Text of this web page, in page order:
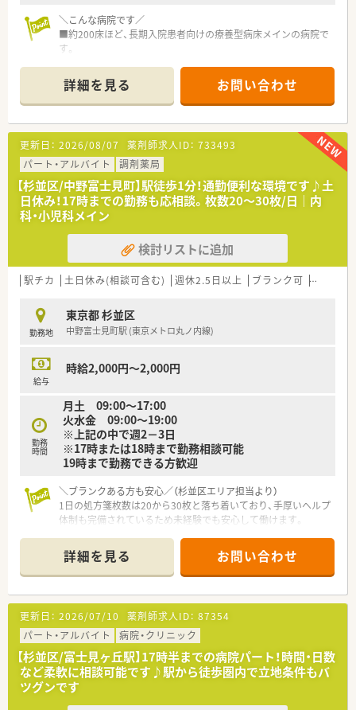
■年間休日も120日あり、しっかりと休むことも大切と考えプラ
イベートも充実する事が可能です。
■人材育成の体制や気持ち良く働くための環境整備など、今後も
＼こんな病院です／
■約200床ほど、長期入院患者向けの療養型病床メインの病院で
す。
判の病院です。
■院内はホテルのような格調高くおしゃれな空間です。
＼こんな働き方です／
■17時まで！日曜祝日勤務なし！残業もほとんどありません。ご
家庭優先されたい方必見です！
■療養型病院で入院患者の調剤業務がメイン。病棟や混注業務
はなく負担は少ないです。
■チームワークをもって患者様に向かい合える病院です。
■病院経験のある方歓迎いたします
＼こんな方におすすめです／
■病院が好きで夜勤なしの環境で働きたい方
■残業が少なく、プライベートも大切にしたい方、子育て中の
方・家庭との両立をお考えの方
詳細を見る お問い合わせ
更新日： 2026/08/07 薬剤師求人ID： 733493
パート・アルバイト
調剤薬局
【杉並区/中野富士見町】駅徒歩1分！通勤便利な環境です♪土
日休み！17時までの勤務も応相談。枚数20～30枚/日｜内
科・小児科メイン
検討リストに追加
駅チカ 土日休み(相談可含む) 週休2.5日以上 ブランク可 残業な
勤務地
東京都 杉並区
中野富士見町駅 (東京メトロ丸ノ内線)
給与
時給2,000円～2,000円
勤務
時間
月土 09:00～17:00
火水金 09:00～19:00
※上記の中で週2－3日
※17時または18時まで勤務相談可能
19時まで勤務できる方歓迎
＼ブランクある方も安心／（杉並区エリア担当より）
1日の処方箋枚数は20から30枚と落ち着いており、手厚いヘルプ
体制も完備されているため未経験でも安心して働けます。
【店舗情報と応需状況について】
■中野富士見町駅から徒歩1分という非常に通勤しやすい好立地
にあり、近隣にはスーパー等もある便利な環境です。
■応需科目は内科や小児科を中心に広域からの処方箋を面で受
け付けており、1日の処方箋枚数は20から30枚程度です。
■現在は常勤薬剤師1名、パート薬剤師3名、事務スタッフ1名が
在籍し、アットホームで協力し合える体制が整っています。
【募集背景と求める人物像について】
■地域に根ざした医療提供をさらに強化するため、施設在宅業務
や日々の調剤業務をサポートしていただける方を募集します。
■患者様一人ひとりに寄り添い、丁寧な服薬指導やコミュニケー
詳細を見る お問い合わせ
更新日： 2026/07/10 薬剤師求人ID： 87354
パート・アルバイト
病院・クリニック
【杉並区/富士見ヶ丘駅】17時半までの病院パート！時間・日数
など柔軟に相談可能です♪駅から徒歩圏内で立地条件もバ
ツグンです